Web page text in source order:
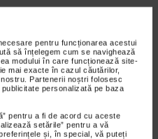
pentru funcționarea acestui
să înțelegem cum se navighează
modului în care funcționează site-
mai exacte în cazul căutărilor,
Partenerii noștri folosesc
personalizată pe baza
pentru a fi de acord cu aceste
setările” pentru a vă
și, în special, vă puteți
farmacie Catena
de la cauze la tratament
digestiv